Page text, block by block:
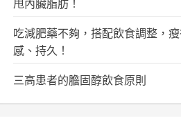
甩內臟脂肪！
吃減肥藥不夠，搭配飲食調整，
感、持久！
三高患者的膽固醇飲食原則